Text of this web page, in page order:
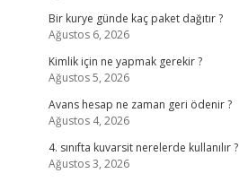
Bir kurye günde kaç paket dağıtır ?
Ağustos 6, 2026
Kimlik için ne yapmak gerekir ?
Ağustos 5, 2026
Avans hesap ne zaman geri ödenir ?
Ağustos 4, 2026
4. sınıfta kuvarsit nerelerde kullanılır ?
Ağustos 3, 2026